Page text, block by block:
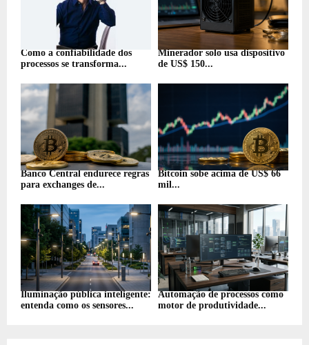
Como a confiabilidade dos
processos se transforma...
Minerador solo usa dispositivo
de US$ 150...
Banco Central endurece regras
para exchanges de...
Bitcoin sobe acima de US$ 66
mil...
Iluminação pública inteligente:
entenda como os sensores...
Automação de processos como
motor de produtividade...